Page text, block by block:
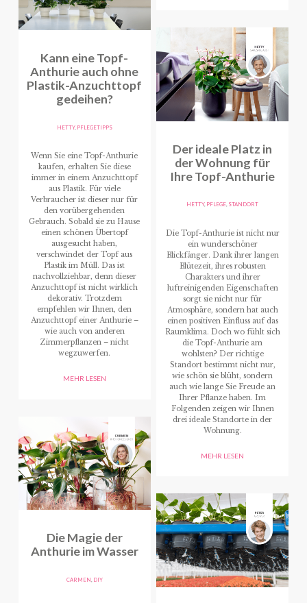
Kann eine Topf-
Anthurie auch ohne
Plastik-Anzuchttopf
gedeihen?
HETTY, PFLEGETIPPS
Wenn Sie eine Topf-Anthurie
kaufen, erhalten Sie diese
immer in einem Anzuchttopf
aus Plastik. Für viele
Verbraucher ist dieser nur für
den vorübergehenden
Gebrauch. Sobald sie zu Hause
einen schönen Übertopf
ausgesucht haben,
verschwindet der Topf aus
Plastik im Müll. Das ist
nachvollziehbar, denn dieser
Anzuchttopf ist nicht wirklich
dekorativ. Trotzdem
empfehlen wir Ihnen, den
Anzuchttopf einer Anthurie –
wie auch von anderen
Zimmerpflanzen – nicht
wegzuwerfen.
MEHR LESEN
Die Magie der
Anthurie im Wasser
CARMEN, DIY
Der ideale Platz in
der Wohnung für
Ihre Topf-Anthurie
HETTY, PFLEGE, STANDORT
Die Topf-Anthurie ist nicht nur
ein wunderschöner
Blickfänger. Dank ihrer langen
Blütezeit, ihres robusten
Charakters und ihrer
luftreinigenden Eigenschaften
sorgt sie nicht nur für
Atmosphäre, sondern hat auch
einen positiven Einfluss auf das
Raumklima. Doch wo fühlt sich
die Topf-Anthurie am
wohlsten? Der richtige
Standort bestimmt nicht nur,
wie schön sie blüht, sondern
auch wie lange Sie Freude an
Ihrer Pflanze haben. Im
Folgenden zeigen wir Ihnen
drei ideale Standorte in der
Wohnung.
MEHR LESEN